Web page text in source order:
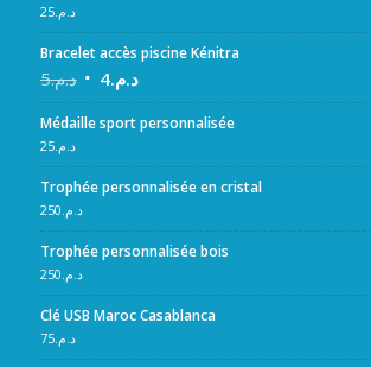
د.م.25
Bracelet accès piscine Kénitra
د.م.5 د.م.4
Médaille sport personnalisée
د.م.25
Trophée personnalisée en cristal
د.م. 250
Trophée personnalisée bois
د.م. 250
Clé USB Maroc Casablanca
د.م.75